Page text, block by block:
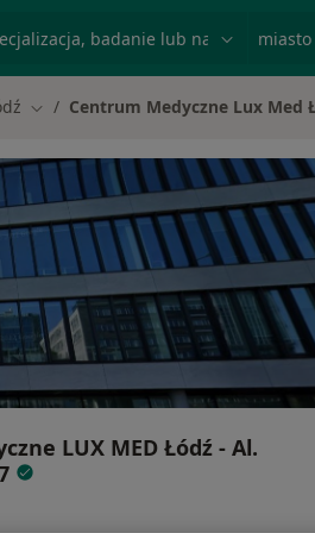
Zmień miasto
Centrum Medyczne Lux Med
LUX MED Łódź - Al.